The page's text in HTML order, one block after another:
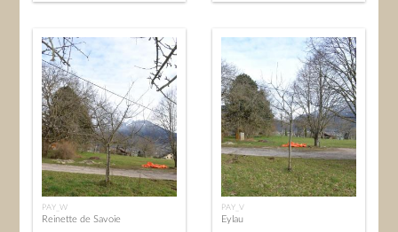
PAY_W
Reinette de Savoie
PAY_V
Eylau